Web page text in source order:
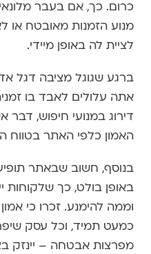
כרום. כך, אם בעבר
מנוע הזמנות מאובטח או
לציית לה באופן מיידי.
ברגע שגוגל מציבה דגל
אתה עלולים לאבד בו
דירוג במנועי חיפוש, דבר
האמון כלפי האתר בטווח
בנוסף, חשוב שבאתר
באופן בולט, כך שלקוחות
וממה להימנע. זכרו כי
כמעט תמיד, וכל עסק
מפרצות אבטחה – יינזק